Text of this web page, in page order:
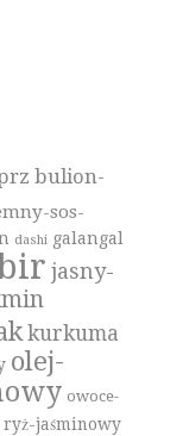
bulion-
sos-
dashi galangal
jasny-
kurkuma
olej-
owoce-
ryż-jaśminowy